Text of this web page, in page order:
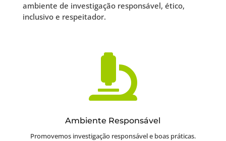
ambiente de investigação responsável, ético,
inclusivo e respeitador.

Ambiente Responsável
Promovemos investigação responsável e boas práticas.